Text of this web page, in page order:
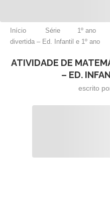
Início Série 1º ano
divertida – Ed. Infantil e 1º ano
ATIVIDADE DE
– ED.
escrito